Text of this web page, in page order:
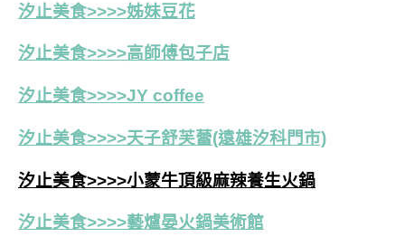
汐止美食>>>>姊妹豆花
汐止美食>>>>高師傅包子店
汐止美食>>>>JY coffee
汐止美食>>>>天子舒芙蕾(遠雄汐科門市)
汐止美食>>>>小蒙牛頂級麻辣養生火鍋
汐止美食>>>>藝爐晏火鍋美術館